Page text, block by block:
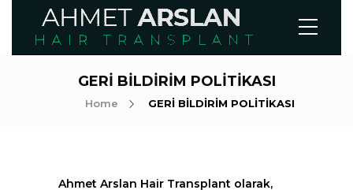
GERİ BİLDİRİM POLİTİKASI
Home GERİ BİLDİRİM POLİTİKASI
Ahmet Arslan Hair Transplant olarak,